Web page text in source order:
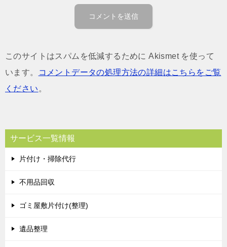
このサイトはスパムを低減するために Akismet を使って
います。
コメントデータの処理方法の詳細はこちらをご覧
ください 。
サービス一覧情報
片付け・掃除代行
不用品回収
ゴミ屋敷片付け(整理)
遺品整理